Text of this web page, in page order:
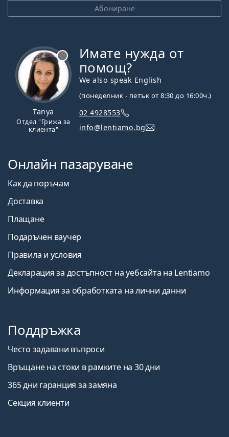
Абониране
Tanya
Отдел "Грижа за
клиента"
Имате нужда от
помощ?
We also speak English
(понеделник - петък от 8:30 до 16:00ч.)
02 4928553
info@lentiamo.bg
Онлайн пазаруване
Как да поръчам
Доставка
Плащане
Подаръчен ваучер
Правила и условия
Декларация за достъпност на уебсайта на Lentiamo
Информация за обработката на лични данни
Поддръжка
Често задавани въпроси
Връщане на стоки в рамките на 30 дни
365 дни гаранция за замяна
Секция клиенти